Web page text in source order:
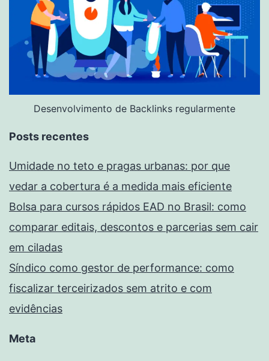
Desenvolvimento de Backlinks regularmente
Posts recentes
Umidade no teto e pragas urbanas: por que
vedar a cobertura é a medida mais eficiente
Bolsa para cursos rápidos EAD no Brasil: como
comparar editais, descontos e parcerias sem cair
em ciladas
Síndico como gestor de performance: como
fiscalizar terceirizados sem atrito e com
evidências
Meta